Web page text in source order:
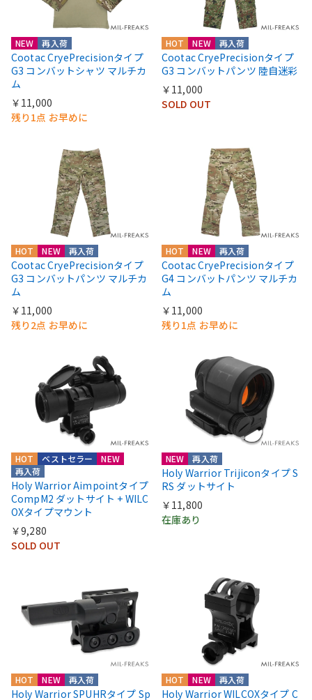
NEW 再入荷
Cootac CryePrecisionタイプ
G3 コンバットシャツ マルチカ
ム
￥11,000
残り1点 お早めに
HOT NEW 再入荷
Cootac CryePrecisionタイプ
G3 コンバットパンツ 陸自迷彩
￥11,000
SOLD OUT
HOT NEW 再入荷
Cootac CryePrecisionタイプ
G3 コンバットパンツ マルチカ
ム
￥11,000
残り2点 お早めに
HOT NEW 再入荷
Cootac CryePrecisionタイプ
G4 コンバットパンツ マルチカ
ム
￥11,000
残り1点 お早めに
HOT
NEW
再入荷
ベストセラー
Holy Warrior Aimpointタイプ
CompM2 ダットサイト + WILC
OXタイプマウント
￥9,280
SOLD OUT
NEW 再入荷
Holy Warrior Trijiconタイプ S
RS ダットサイト
￥11,800
在庫あり
HOT NEW 再入荷
Holy Warrior SPUHRタイプ Sp
HOT NEW 再入荷
Holy Warrior WILCOXタイプ C